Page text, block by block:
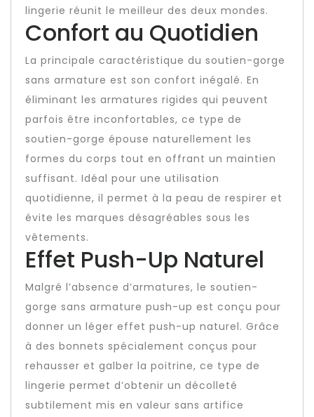
lingerie réunit le meilleur des deux mondes.
Confort au Quotidien
La principale caractéristique du soutien-gorge
sans armature est son confort inégalé. En
éliminant les armatures rigides qui peuvent
parfois être inconfortables, ce type de
soutien-gorge épouse naturellement les
formes du corps tout en offrant un maintien
suffisant. Idéal pour une utilisation
quotidienne, il permet à la peau de respirer et
évite les marques désagréables sous les
vêtements.
Effet Push-Up Naturel
Malgré l’absence d’armatures, le soutien-
gorge sans armature push-up est conçu pour
donner un léger effet push-up naturel. Grâce
à des bonnets spécialement conçus pour
rehausser et galber la poitrine, ce type de
lingerie permet d’obtenir un décolleté
subtilement mis en valeur sans artifice